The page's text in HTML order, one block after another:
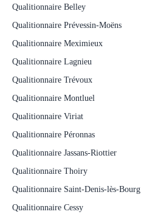
Qualitionnaire Belley
Qualitionnaire Prévessin-Moëns
Qualitionnaire Meximieux
Qualitionnaire Lagnieu
Qualitionnaire Trévoux
Qualitionnaire Montluel
Qualitionnaire Viriat
Qualitionnaire Péronnas
Qualitionnaire Jassans-Riottier
Qualitionnaire Thoiry
Qualitionnaire Saint-Denis-lès-Bourg
Qualitionnaire Cessy